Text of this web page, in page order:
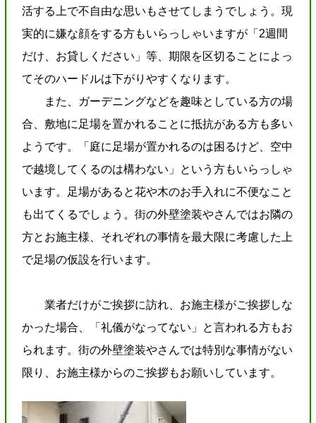
活する上で不自由な思いもさせてしまうでしょう。現
実的に嫌な顔をする方もいらっしゃいますが「2週間
だけ、お貸しください」等、期限を区切ることによっ
てそのハードルは下がりやすくなります。
また、ガーデニングなどを趣味としている方の場
合、敷地に足場を置かれることに抵抗がある方も多い
ようです。「庭に足場が置かれるのは困るけど、空中
で越境してくるのは構わない」という方もいらっしゃ
います。足場があると花や木のお手入れに不便なこと
も出てくるでしょう。街の外壁塗装やさんではお隣の
方とお施主様、それぞれの事情を最大限に考慮した上
で足場の仮設を行います。
業者だけがご挨拶に訪れ、お施主様がご挨拶しな
かった場合、「礼儀がなってない」と言われる方もお
られます。街の外壁塗装やさんでは特別な事情がない
限り、お施主様からのご挨拶もお願いしています。